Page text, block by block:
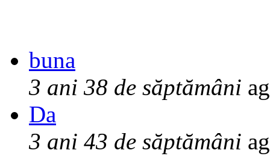
buna
3 ani 38 de săptămâni
Da
3 ani 43 de săptămâni